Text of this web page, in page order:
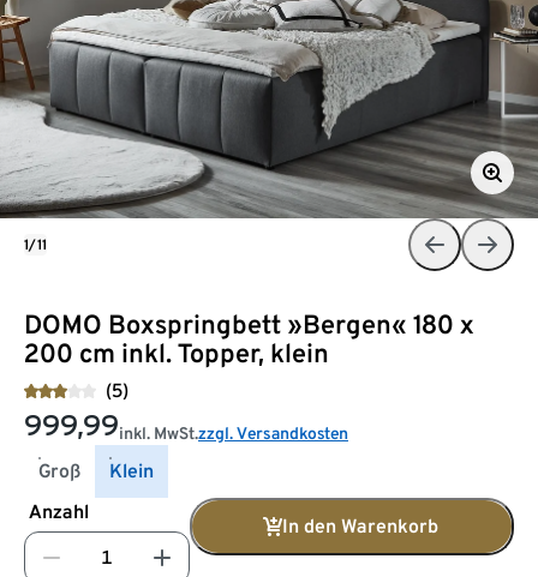
DOMO Boxspringbett »Bergen« 180 x
200 cm inkl. Topper, klein
(5)
999,99inkl. MwSt.zzgl. Versandkosten
Groß
Klein
Anzahl
In den Warenkorb
1/11